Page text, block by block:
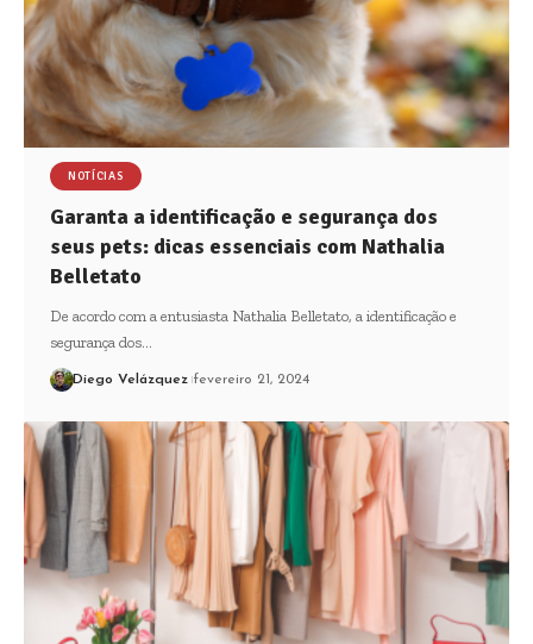
NOTÍCIAS
Garanta a identificação e segurança dos
seus pets: dicas essenciais com Nathalia
Belletato
De acordo com a entusiasta Nathalia Belletato, a identificação e
segurança dos…
Diego Velázquez fevereiro 21, 2024